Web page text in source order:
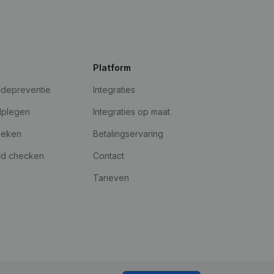
checken
Platform
Integraties
Integraties op maat
Betalingservaring
Contact
Tarieven